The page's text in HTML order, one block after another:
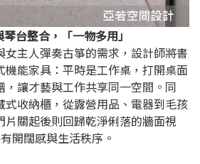
台整合，「一物多用」
女主人彈奏古箏的需求，設計師將書
機能家具：平時是工作桌，打開桌面
讓才藝與工作共享同一空間。同
式收納櫃，從露營用品、電器到毛孩
片關起後則回歸乾淨俐落的牆面視
開闊感與生活秩序。